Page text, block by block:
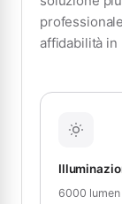
affidabilità in
6000